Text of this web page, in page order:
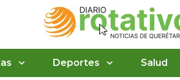
Deportes Salud